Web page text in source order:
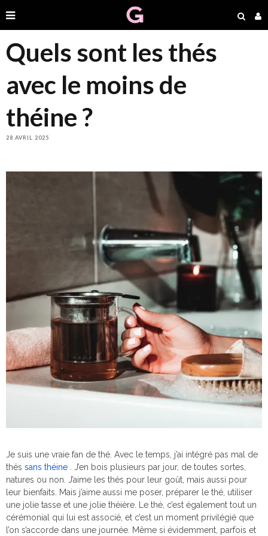
Quels sont les thés
avec le moins de
théine ?
28 AVRIL 2025
Je suis une vraie fan de thé. Avec le temps, j’ai intégré pas mal de
thés sans théine . J’en bois plusieurs par jour, de toutes sortes,
natures ou non. J’aime les thés pour leur goût, mais aussi pour
leur bienfaits. Mais j’aime aussi me poser, préparer le thé, utiliser
une jolie tasse et une jolie théière. Le thé, c’est également tout un
cérémonial qui lui est associé, et c’est un moment privilégié que
l’on s’accorde dans une journée. Même si évidemment, parfois et